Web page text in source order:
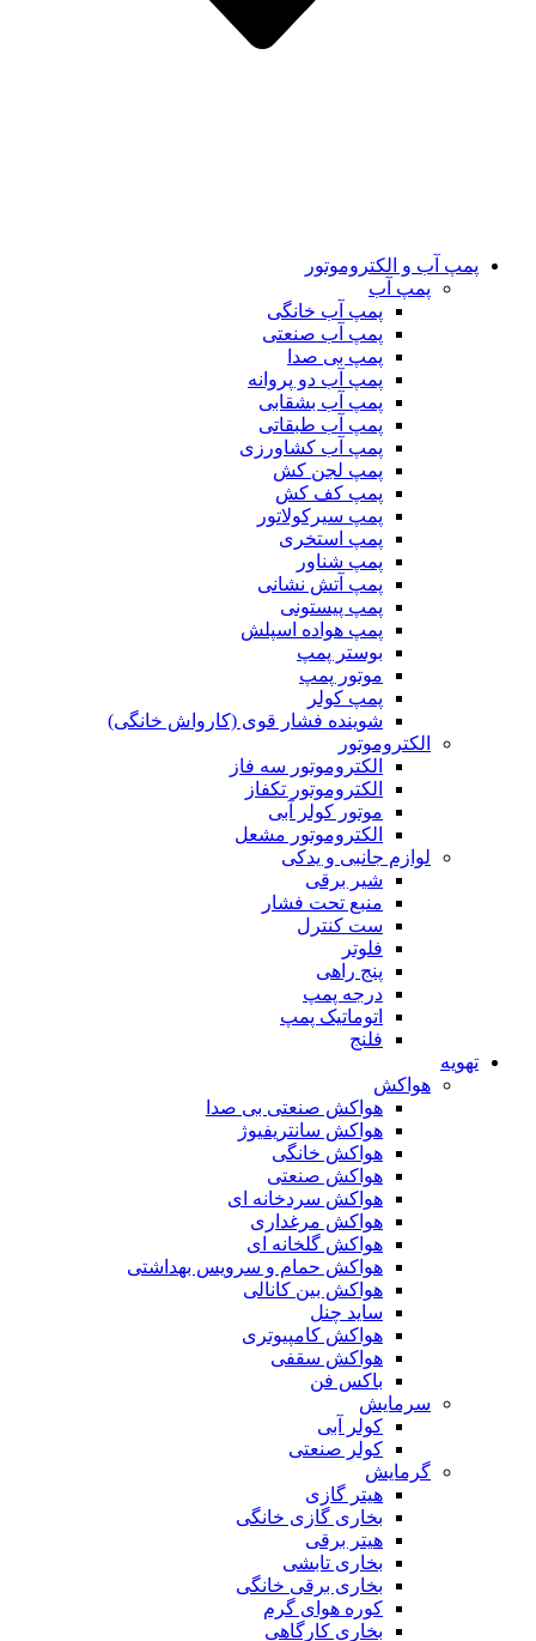
پمپ آب و الکتروموتور
پمپ آب
پمپ آب خانگی
پمپ آب صنعتی
پمپ بی صدا
پمپ آب دو پروانه
پمپ آب بشقابی
پمپ آب طبقاتی
پمپ آب کشاورزی
پمپ لجن کش
پمپ کف کش
پمپ سیرکولاتور
پمپ استخری
پمپ شناور
پمپ آتش نشانی
پمپ پیستونی
پمپ هواده اسپلش
بوستر پمپ
موتور پمپ
پمپ کولر
شوینده فشار قوی (کارواش خانگی)
الکتروموتور
الکتروموتور سه فاز
الکتروموتور تکفاز
موتور کولر آبی
الکتروموتور مشعل
لوازم جانبی و یدکی
شیر برقی
منبع تحت فشار
ست کنترل
فلوتر
پنج راهی
درجه پمپ
اتوماتیک پمپ
فلنج
تهویه
هواکش
هواکش صنعتی بی صدا
هواکش سانتریفیوژ
هواکش خانگی
هواکش صنعتی
هواکش سردخانه ای
هواکش مرغداری
هواکش گلخانه ای
هواکش حمام و سرویس بهداشتی
هواکش بین کانالی
ساید چنل
هواکش کامپیوتری
هواکش سقفی
باکس فن
سرمایش
کولر آبی
کولر صنعتی
گرمایش
هیتر گازی
بخاری گازی خانگی
هیتر برقی
بخاری تابشی
بخاری برقی خانگی
کوره هوای گرم
بخاری کارگاهی